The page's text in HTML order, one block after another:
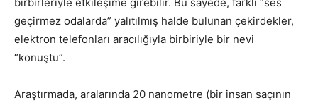
geçirmez odalarda” yalıtılmış halde bulunan çekirdekler,
elektron telefonları aracılığıyla birbiriyle bir nevi
“konuştu”.
Araştırmada, aralarında 20 nanometre (bir insan saçının